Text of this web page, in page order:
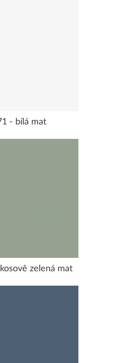
- bílá mat
zelená mat